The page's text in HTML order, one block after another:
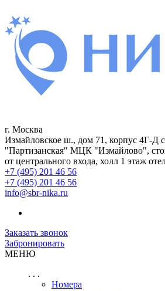
г. Москва
Измайловское ш., дом 71, корпус 4Г-Д
"Партизанская" МЦК "Измайлово",
от центрального входа, холл 1 этаж
+7 (495) 201 46 56
+7 (495) 201 46 56
info@sbr-nika.ru
Заказать звонок
Забронировать
МЕНЮ
. . .
Номера